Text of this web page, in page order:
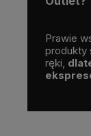
Prawie
produkty
ręki,